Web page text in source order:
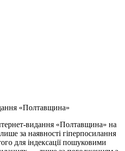
«Полтавщина»
видання «Полтавщина» на
за наявності гіперпосилання
для індексації пошуковими